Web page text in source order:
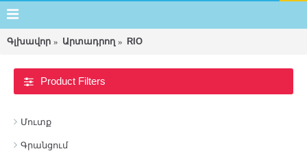
Գլխավոր Արտադրող RIO
Product Filters
Մուտք
Գրանցում